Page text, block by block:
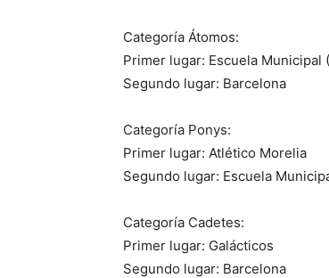
Categoría Átomos:
Primer lugar: Escuela Municipal
Segundo lugar: Barcelona
Categoría Ponys:
Primer lugar: Atlético Morelia
Segundo lugar: Escuela
Categoría Cadetes:
Primer lugar: Galácticos
Segundo lugar: Barcelona